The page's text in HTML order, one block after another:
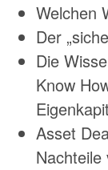
Welchen
Der
Die
Know
Asset